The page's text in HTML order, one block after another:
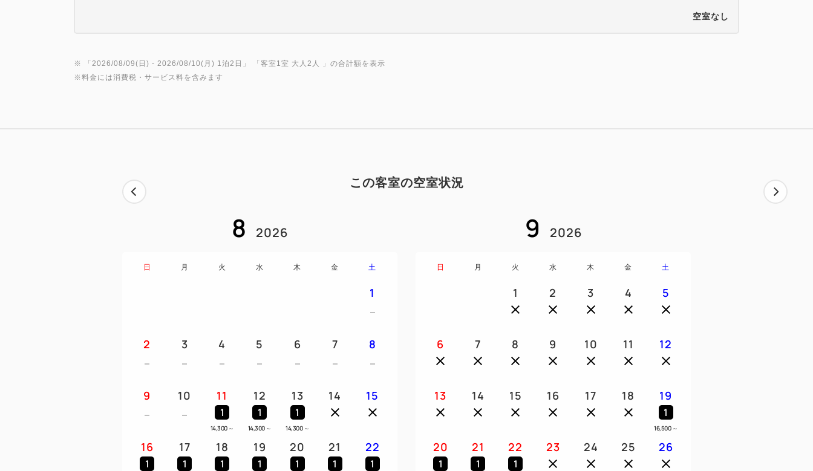
空室なし
※ 「 2026/08/09(日) - 2026/08/10(月) 1泊2日 」 「 客室1室 大人2人
」の合計額を表示
※料金には消費税・サービス料を含みます
この客室の空室状況
8 2026
日 月 火 水 木 金 土
1
2 3 4 5 6 7 8
9 10 11
1
14,300 ～
12
1
14,300 ～
13
1
14,300 ～
14 15
16
1
17
1
18
1
19
1
20
1
21
1
22
1
9 2026
日 月 火 水 木 金 土
1 2 3 4 5
6 7 8 9 10 11 12
13 14 15 16 17 18 19
1
16,500 ～
20
1
21
1
22
1
23 24 25 26